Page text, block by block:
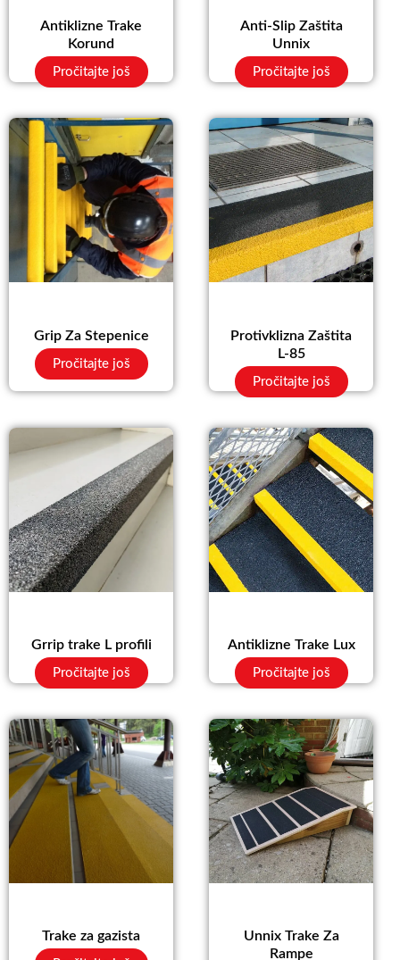
Antiklizne Trake
Korund
Pročitajte još
Anti-Slip Zaštita
Unnix
Pročitajte još
Grip Za Stepenice
Pročitajte još
Protivklizna Zaštita
L-85
Pročitajte još
Grrip trake L profili
Pročitajte još
Antiklizne Trake Lux
Pročitajte još
Trake za gazista
Unnix Trake Za
Rampe